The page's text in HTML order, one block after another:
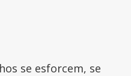
se esforcem, se